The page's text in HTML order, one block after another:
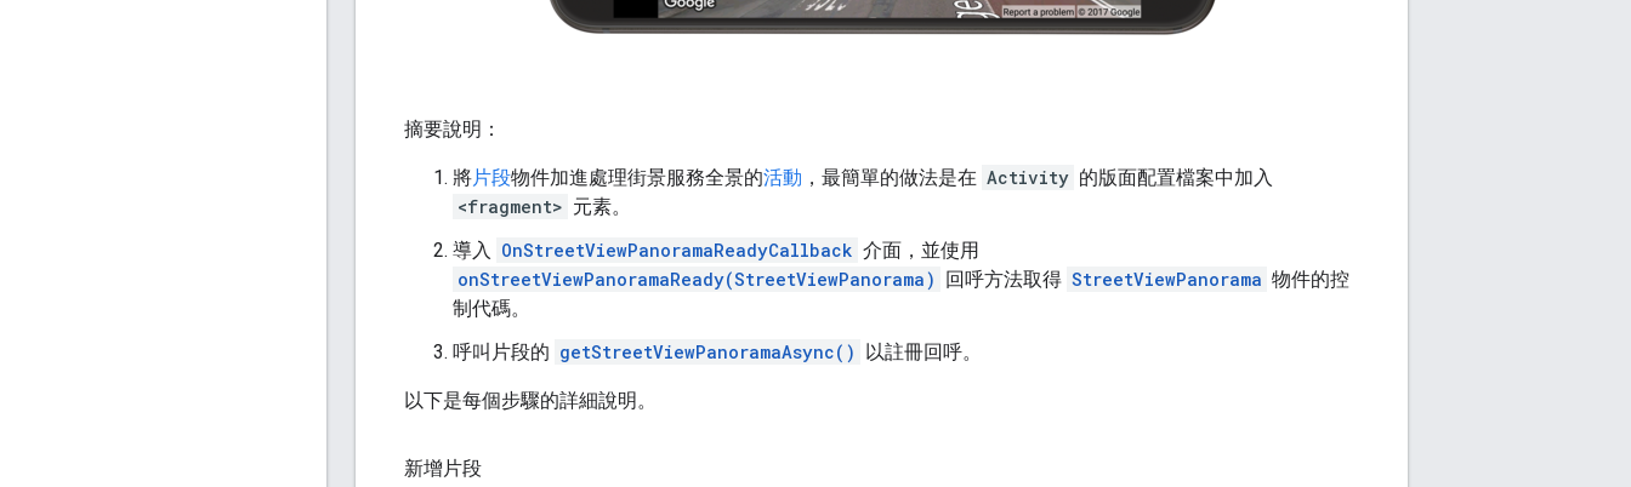
摘要說明：
將片段物件加進處理街景服務全景的活動 ，最簡單的做法是在 Activity 的版面配置檔案中加入
<fragment> 元素。
導入 OnStreetViewPanoramaReadyCallback 介面，並使用
onStreetViewPanoramaReady(StreetViewPanorama) 回呼方法取得 StreetViewPanorama 物件的控
制代碼。
呼叫片段的 getStreetViewPanoramaAsync() 以註冊回呼。
以下是每個步驟的詳細說明。
新增片段